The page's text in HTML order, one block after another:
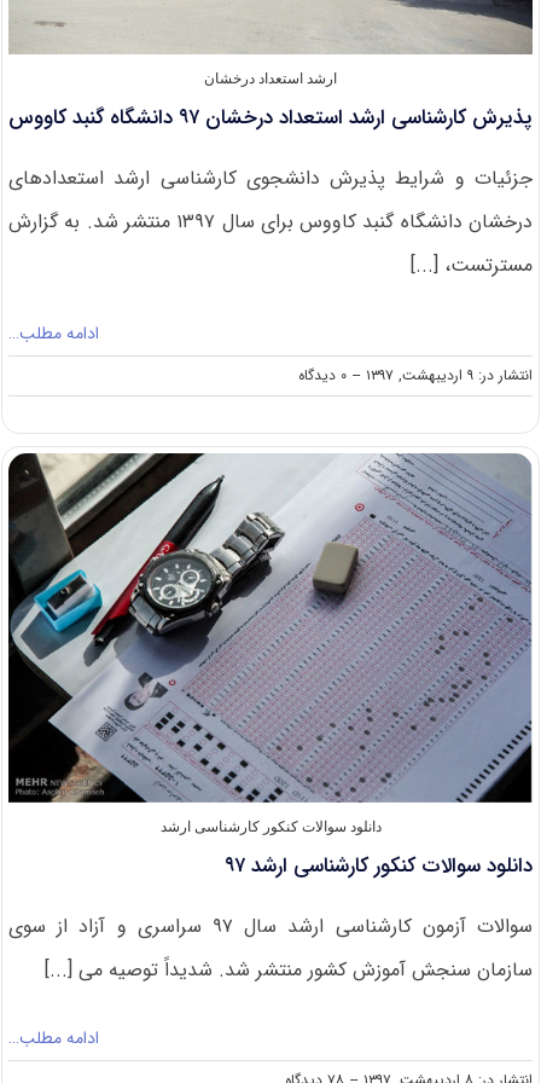
ارشد استعداد درخشان
پذیرش کارشناسی ارشد استعداد درخشان ۹۷ دانشگاه گنبد کاووس
جزئیات و شرایط پذیرش دانشجوی کارشناسی ارشد استعدادهای
درخشان دانشگاه گنبد کاووس برای سال ۱۳۹۷ منتشر شد. به گزارش
مسترتست، [...]
ادامه مطلب…
انتشار در: ۹ اردیبهشت, ۱۳۹۷ -- ۰ دیدگاه
on
پذیرش
ارشد
دانشگاه
گنبد
کاووس
دانلود سوالات کنکور کارشناسی ارشد
دانلود سوالات کنکور کارشناسی ارشد ۹۷
سوالات آزمون کارشناسی ارشد سال ۹۷ سراسری و آزاد از سوی
سازمان سنجش آموزش کشور منتشر شد. شدیداً توصیه می [...]
ادامه مطلب…